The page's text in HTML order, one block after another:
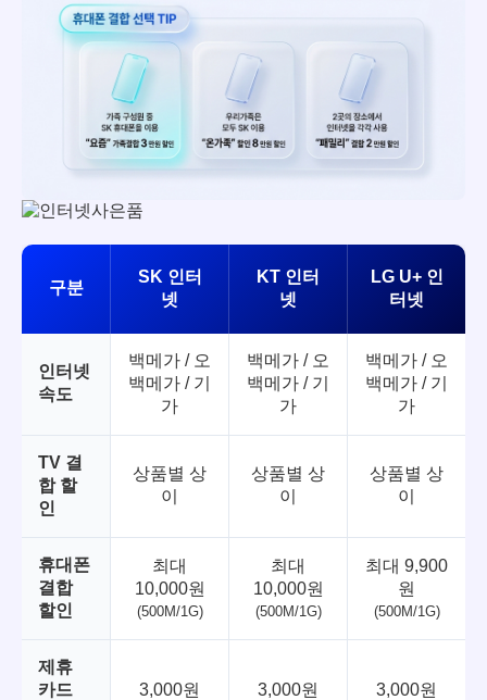
구분
SK 인터
넷
KT 인터
넷
LG U+ 인
터넷
인터넷
속도
백메가 / 오
백메가 / 기
가
백메가 / 오
백메가 / 기
가
백메가 / 오
백메가 / 기
가
TV 결
합 할
인
상품별 상
이
상품별 상
이
상품별 상
이
휴대폰
결합
할인
최대
10,000원
(500M/1G)
최대
10,000원
(500M/1G)
최대 9,900
원
(500M/1G)
제휴
카드
3,000원 3,000원 3,000원